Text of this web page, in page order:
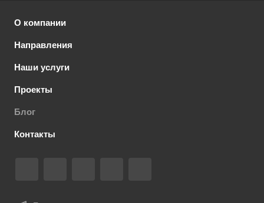
О компании
Направления
Наши услуги
Проекты
Блог
Контакты